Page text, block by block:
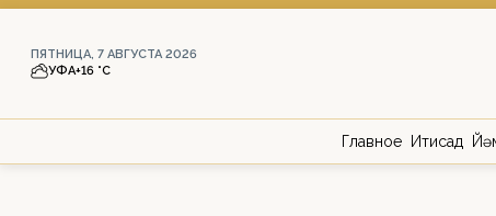
ПЯТНИЦА, 7 АВГУСТА 2026
УФА+16 °С
Главное Иҡтисад